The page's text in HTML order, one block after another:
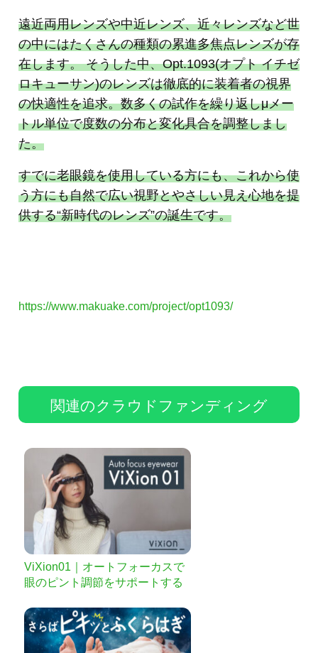
遠近両⽤レンズや中近レンズ、近々レンズなど世
の中にはたくさんの種類の累進多焦点レンズが存
在します。 そうした中、Opt.1093(オプト イチゼ
ロキューサン)のレンズは徹底的に装着者の視界
の快適性を追求。数多くの試作を繰り返しμメー
トル単位で度数の分布と変化具合を調整しまし
た。
すでに⽼眼鏡を使⽤している⽅にも、これから使
う⽅にも⾃然で広い視野とやさしい⾒え⼼地を提
供する“新時代のレンズ”の誕⽣です。
https://www.makuake.com/project/opt1093/
関連のクラウドファンディング
ViXion01｜オートフォーカスで
眼のピント調節をサポートする